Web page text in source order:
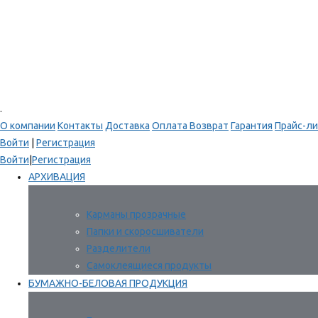
.
О компании Контакты Доставка Оплата Возврат Гарантия Прайс-
Войти
Регистрация
Войти Регистрация
АРХИВАЦИЯ
Карманы прозрачные
Папки и скоросшиватели
Разделители
Самоклеящиеся продукты
БУМАЖНО-БЕЛОВАЯ ПРОДУКЦИЯ